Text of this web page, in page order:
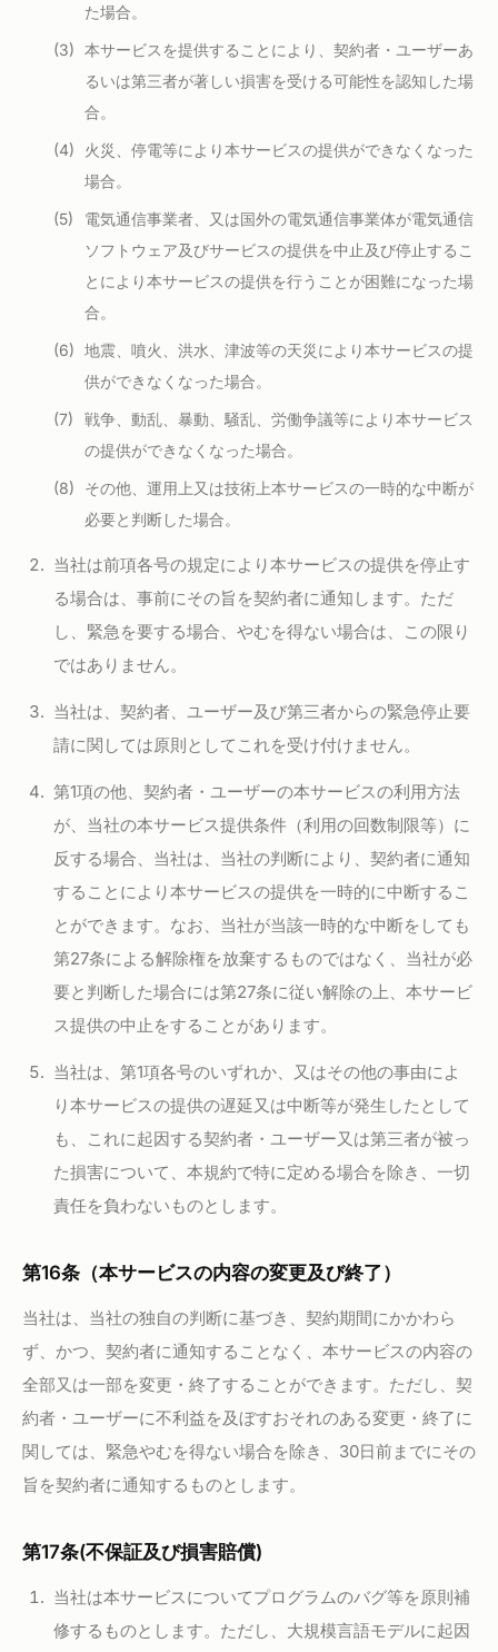
た場合。
本サービスを提供することにより、契約者・ユーザーあ
るいは第三者が著しい損害を受ける可能性を認知した場
合。
火災、停電等により本サービスの提供ができなくなった
場合。
電気通信事業者、又は国外の電気通信事業体が電気通信
ソフトウェア及びサービスの提供を中止及び停止するこ
とにより本サービスの提供を行うことが困難になった場
合。
地震、噴火、洪水、津波等の天災により本サービスの提
供ができなくなった場合。
戦争、動乱、暴動、騒乱、労働争議等により本サービス
の提供ができなくなった場合。
その他、運用上又は技術上本サービスの一時的な中断が
必要と判断した場合。
当社は前項各号の規定により本サービスの提供を停止す
る場合は、事前にその旨を契約者に通知します。ただ
し、緊急を要する場合、やむを得ない場合は、この限り
ではありません。
当社は、契約者、ユーザー及び第三者からの緊急停止要
請に関しては原則としてこれを受け付けません。
第1項の他、契約者・ユーザーの本サービスの利用方法
が、当社の本サービス提供条件（利用の回数制限等）に
反する場合、当社は、当社の判断により、契約者に通知
することにより本サービスの提供を一時的に中断するこ
とができます。なお、当社が当該一時的な中断をしても
第27条による解除権を放棄するものではなく、当社が必
要と判断した場合には第27条に従い解除の上、本サービ
ス提供の中止をすることがあります。
当社は、第1項各号のいずれか、又はその他の事由によ
り本サービスの提供の遅延又は中断等が発生したとして
も、これに起因する契約者・ユーザー又は第三者が被っ
た損害について、本規約で特に定める場合を除き、一切
責任を負わないものとします。
第16条（本サービスの内容の変更及び終了）
当社は、当社の独自の判断に基づき、契約期間にかかわら
ず、かつ、契約者に通知することなく、本サービスの内容の
全部又は一部を変更・終了することができます。ただし、契
約者・ユーザーに不利益を及ぼすおそれのある変更・終了に
関しては、緊急やむを得ない場合を除き、30日前までにその
旨を契約者に通知するものとします。
第17条(不保証及び損害賠償)
当社は本サービスについてプログラムのバグ等を原則補
修するものとします。ただし、大規模言語モデルに起因